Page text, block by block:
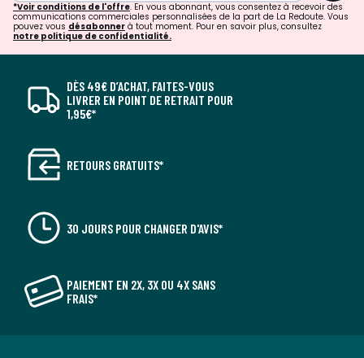
*Voir conditions de l'offre. En vous abonnant, vous consentez à recevoir des
communications commerciales personnalisées de la part de La Redoute. Vous
pouvez vous désabonner à tout moment. Pour en savoir plus, consultez
notre politique de confidentialité.
DÈS 49€ D’ACHAT, FAITES-VOUS
LIVRER EN POINT DE RETRAIT POUR
1,95€*
RETOURS GRATUITS*
30 JOURS POUR CHANGER D'AVIS*
PAIEMENT EN 2X, 3X OU 4X SANS
FRAIS*